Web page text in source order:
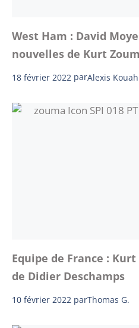
West Ham : David
nouvelles de Kurt
18 février 2022 parAlexis
Equipe de France :
de Didier Deschamps
10 février 2022 parThomas G.